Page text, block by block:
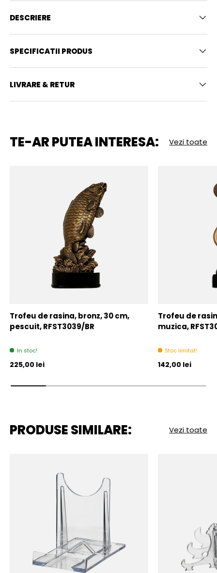
DESCRIERE
SPECIFICATII PRODUS
LIVRARE & RETUR
TE-AR PUTEA INTERESA: Vezi toate
Trofeu de rasina, bronz, 30 cm,
pescuit, RFST3039/BR
In stoc!
Pret initial
225,00 lei
Trofeu de
muzica,
Stoc limitat!
Pret initial
142,00 lei
PRODUSE SIMILARE: Vezi toate